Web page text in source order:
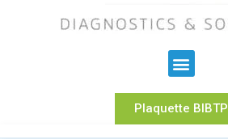
Plaquette BIBTP